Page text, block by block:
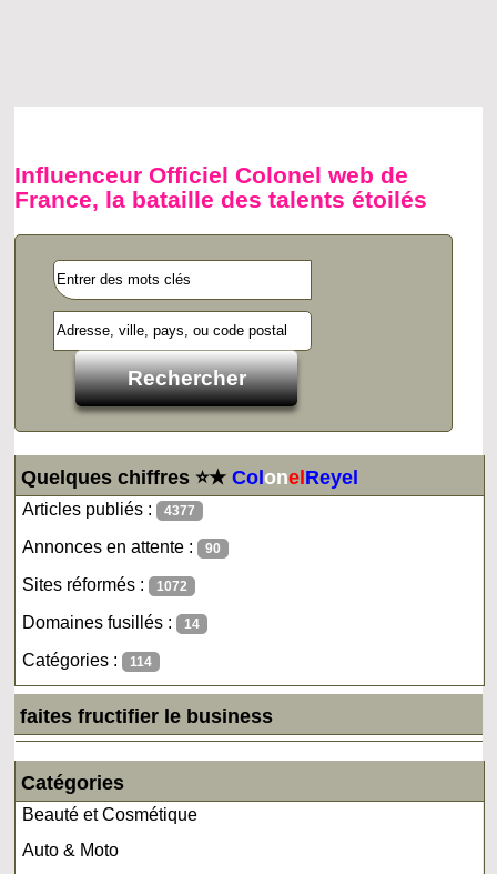
Influenceur Officiel Colonel web de
France, la bataille des talents étoilés
Quelques chiffres ⭐★ColonelReyel
Articles publiés : 4377
Annonces en attente : 90
Sites réformés : 1072
Domaines fusillés : 14
Catégories : 114
faites fructifier le business
Catégories
Beauté et Cosmétique
Auto & Moto